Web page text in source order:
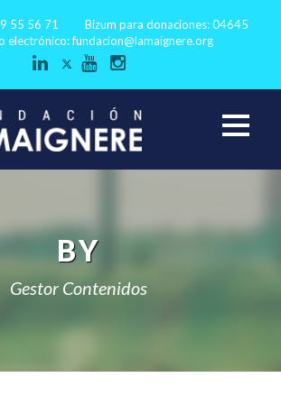
55 56 71
Bizum para donaciones: 04645
electrónico:fundacion@lamaignere.org
BY
Gestor Contenidos